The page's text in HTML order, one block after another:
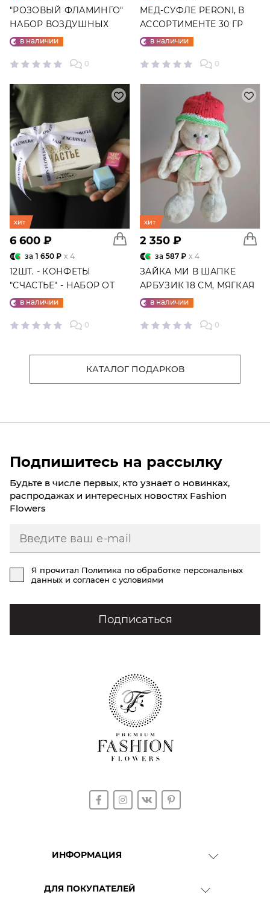
"РОЗОВЫЙ ФЛАМИНГО"
НАБОР ВОЗДУШНЫХ
ШАРОВ №25
в наличии
0
МЕД-СУФЛЕ PERONI, В
АССОРТИМЕНТЕ 30 ГР
в наличии
0
хит
6 600 ₽
за 1 650 ₽ x 4
12ШТ. - КОНФЕТЫ
"СЧАСТЬЕ" - НАБОР ОТ
"ФАБРИКИ СЧАСТЬЕ"
в наличии
0
хит
2 350 ₽
за 587 ₽ x 4
ЗАЙКА МИ В ШАПКЕ
АРБУЗИК 18 СМ, МЯГКАЯ
ИГРУШКА
в наличии
0
КАТАЛОГ ПОДАРКОВ
Подпишитесь на рассылку
Будьте в числе первых, кто узнает о новинках,
распродажах и интересных новостях Fashion
Flowers
Я прочитал Политика по обработке персональных
данных и согласен с условиями
Подписаться
ИНФОРМАЦИЯ
ДЛЯ ПОКУПАТЕЛЕЙ